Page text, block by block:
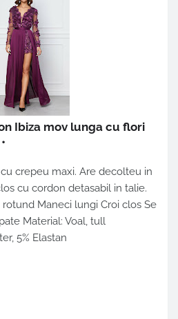
Ibiza mov lunga cu flori
•
crepeu maxi. Are decolteu in
cu cordon detasabil in talie.
Maneci lungi Croi clos Se
Material: Voal, tull
5% Elastan